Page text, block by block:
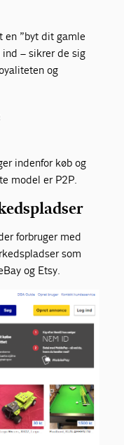
en ”byt dit gamle
– sikrer de sig
og
indenfor køb og
model er P2P.
forbruger med
som
og Etsy.